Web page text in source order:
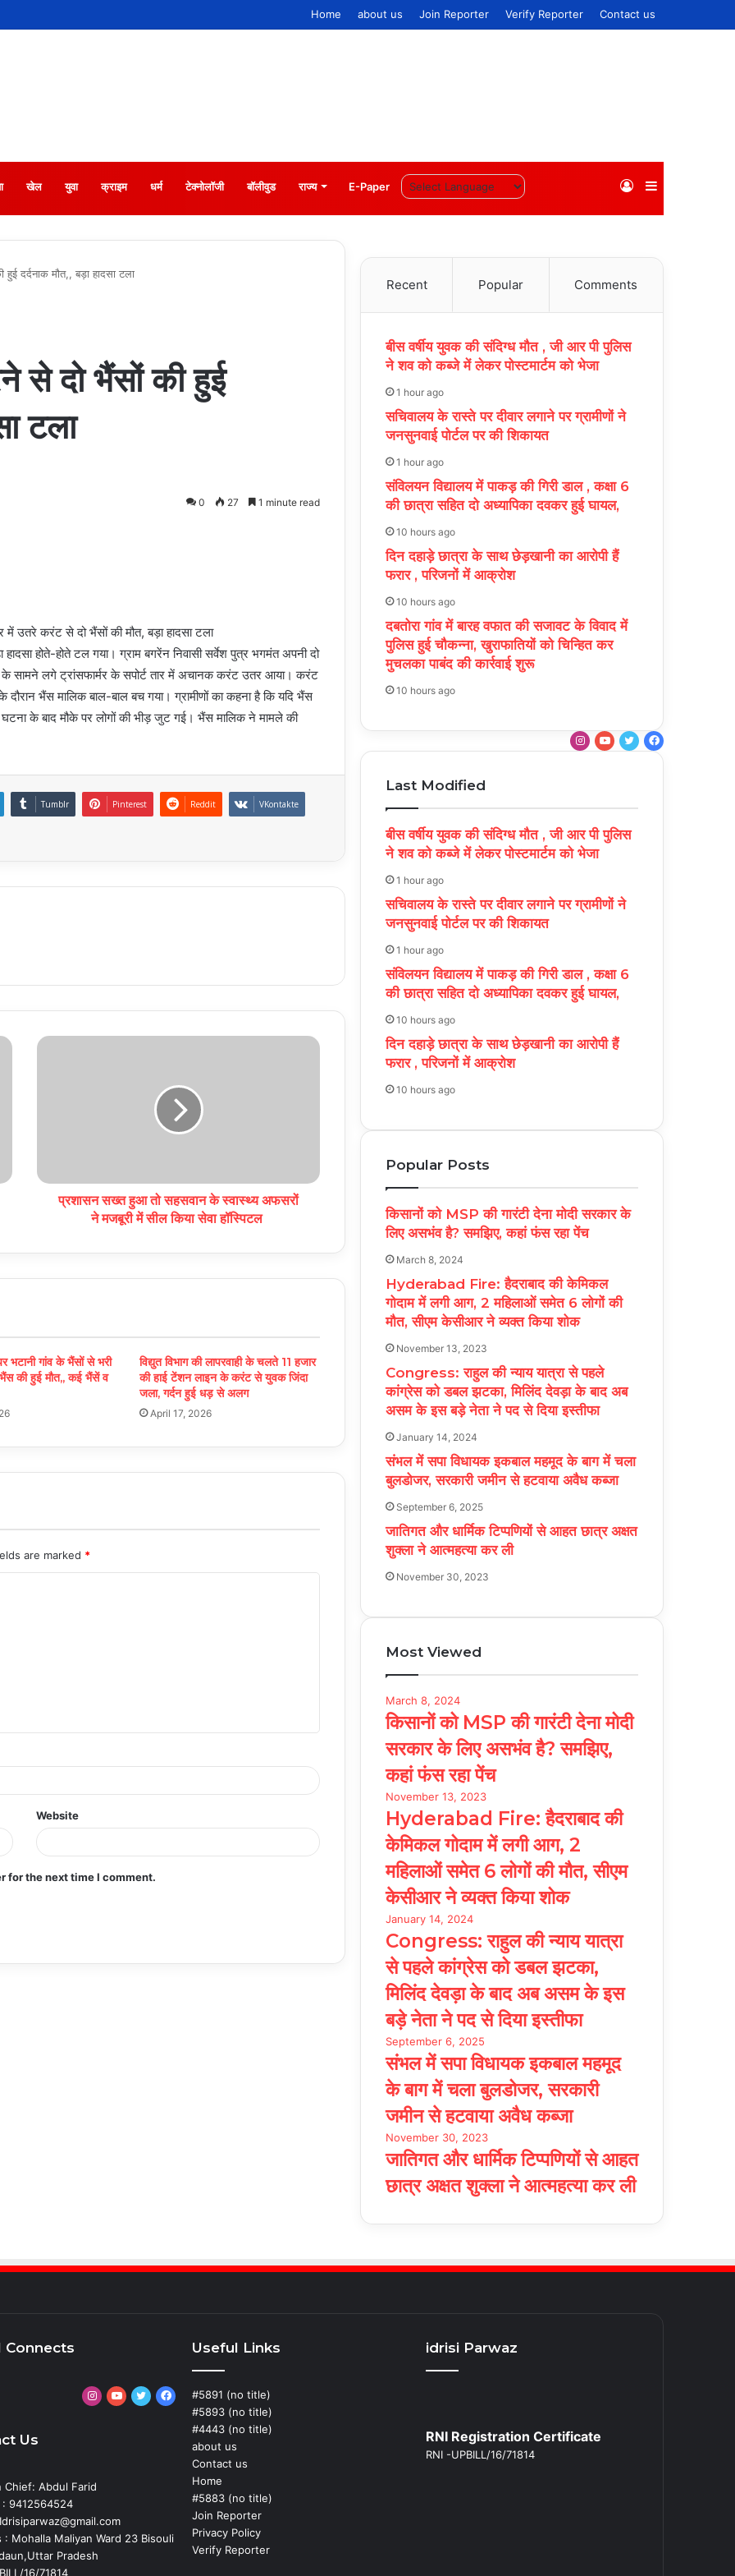
Home about us Join Reporter Verify Reporter Contact us
खेल युवा क्राइम धर्म टेक्नोलॉजी बॉलीवुड राज्य E-Paper Log
दर्दनाक मौत,, बड़ा हादसा टला
से दो भैंसों की हुई
टला
0 27 1 minute read
में उतरे करंट से दो भैंसों की मौत, बड़ा हादसा टला
होते-होते टल गया। ग्राम बगरेंन निवासी सर्वेश पुत्र भगमंत अपनी दो
सामने लगे ट्रांसफार्मर के सपोर्ट तार में अचानक करंट उतर आया। करंट
भैंस मालिक बाल-बाल बच गया। ग्रामीणों का कहना है कि यदि भैंस
घटना के बाद मौके पर लोगों की भीड़ जुट गई। भैंस मालिक ने मामले की
Tumblr Pinterest Reddit VKontakte
प्रशासन सख्त हुआ तो सहसवान के स्वास्थ्य अफसरों
ने मजबूरी में सील किया सेवा हॉस्पिटल
भटानी गांव के भैंसों से भरी
की हुई मौत,, कई भैंसें व
विद्युत विभाग की लापरवाही के चलते 11 हजार
की हाई टेंशन लाइन के करंट से युवक जिंदा
जला, गर्दन हुई धड़ से अलग
April 17, 2026
are marked *
Website
for the next time I comment.
Recent Popular Comments
बीस वर्षीय युवक की संदिग्ध मौत , जी आर पी पुलिस
ने शव को कब्जे में लेकर पोस्टमार्टम को भेजा
1 hour ago
सचिवालय के रास्ते पर दीवार लगाने पर ग्रामीणों ने
जनसुनवाई पोर्टल पर की शिकायत
1 hour ago
संविलयन विद्यालय में पाकड़ की गिरी डाल , कक्षा 6
की छात्रा सहित दो अध्यापिका दवकर हुई घायल,
10 hours ago
दिन दहाड़े छात्रा के साथ छेड़खानी का आरोपी हैं
फरार , परिजनों में आक्रोश
10 hours ago
दबतोरा गांव में बारह वफात की सजावट के विवाद में
पुलिस हुई चौकन्ना, खुराफातियों को चिन्हित कर
मुचलका पाबंद की कार्रवाई शुरू
10 hours ago
F
a
T
Y
b
I
g
r
m
Last Modified
बीस वर्षीय युवक की संदिग्ध मौत , जी आर पी पुलिस
ने शव को कब्जे में लेकर पोस्टमार्टम को भेजा
1 hour ago
सचिवालय के रास्ते पर दीवार लगाने पर ग्रामीणों ने
जनसुनवाई पोर्टल पर की शिकायत
1 hour ago
संविलयन विद्यालय में पाकड़ की गिरी डाल , कक्षा 6
की छात्रा सहित दो अध्यापिका दवकर हुई घायल,
10 hours ago
दिन दहाड़े छात्रा के साथ छेड़खानी का आरोपी हैं
फरार , परिजनों में आक्रोश
10 hours ago
Popular Posts
किसानों को MSP की गारंटी देना मोदी सरकार के
लिए असभंव है? समझिए, कहां फंस रहा पेंच
March 8, 2024
Hyderabad Fire: हैदराबाद की केमिकल
गोदाम में लगी आग, 2 महिलाओं समेत 6 लोगों की
मौत, सीएम केसीआर ने व्यक्त किया शोक
November 13, 2023
Congress: राहुल की न्याय यात्रा से पहले
कांग्रेस को डबल झटका, मिलिंद देवड़ा के बाद अब
असम के इस बड़े नेता ने पद से दिया इस्तीफा
January 14, 2024
संभल में सपा विधायक इकबाल महमूद के बाग में चला
बुलडोजर, सरकारी जमीन से हटवाया अवैध कब्जा
September 6, 2025
जातिगत और धार्मिक टिप्पणियों से आहत छात्र अक्षत
शुक्ला ने आत्महत्या कर ली
November 30, 2023
Most Viewed
March 8, 2024
किसानों को MSP की गारंटी देना मोदी
सरकार के लिए असभंव है? समझिए,
कहां फंस रहा पेंच
November 13, 2023
Hyderabad Fire: हैदराबाद की
केमिकल गोदाम में लगी आग, 2
महिलाओं समेत 6 लोगों की मौत, सीएम
केसीआर ने व्यक्त किया शोक
January 14, 2024
Congress: राहुल की न्याय यात्रा
से पहले कांग्रेस को डबल झटका,
मिलिंद देवड़ा के बाद अब असम के इस
बड़े नेता ने पद से दिया इस्तीफा
September 6, 2025
संभल में सपा विधायक इकबाल महमूद
के बाग में चला बुलडोजर, सरकारी
जमीन से हटवाया अवैध कब्जा
November 30, 2023
जातिगत और धार्मिक टिप्पणियों से आहत
छात्र अक्षत शुक्ला ने आत्महत्या कर ली
Connects
Facebook
Twitter
YouTube
Instagram
Us
Chief: Abdul Farid
9412564524
: Mohalla Maliyan Ward 23 Bisouli
Pradesh
16/71814
Useful Links
#5891 (no title)
#5893 (no title)
#4443 (no title)
about us
Contact us
Home
#5883 (no title)
Join Reporter
Privacy Policy
Verify Reporter
idrisi Parwaz
RNI Registration Certificate
RNI -UPBILL/16/71814